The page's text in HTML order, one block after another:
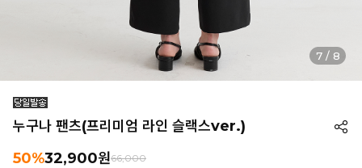
7 / 8
누구나 팬츠(프리미엄 라인 슬랙스ver.)
50%32,900원66,000